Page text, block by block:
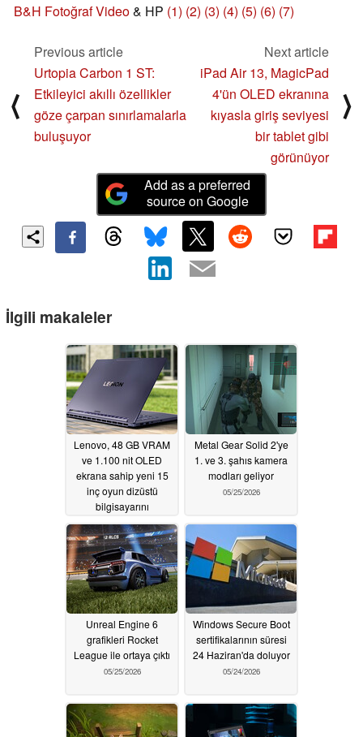
B&H Fotoğraf Video& HP (1) (2) (3) (4) (5) (6) (7)
⟨
Previous article
Urtopia Carbon 1 ST:
Etkileyici akıllı özellikler
göze çarpan sınırlamalarla
buluşuyor
Next article
iPad Air 13, MagicPad
4'ün OLED ekranına
kıyasla giriş seviyesi
bir tablet gibi
görünüyor
⟩
Add as a preferred
source on Google
İlgili makaleler
Lenovo, 48 GB VRAM
ve 1.100 nit OLED
ekrana sahip yeni 15
inç oyun dizüstü
bilgisayarını
uluslararası olarak
piyasaya sürdü
05/26/2026
Metal Gear Solid 2'ye
1. ve 3. şahıs kamera
modları geliyor
05/25/2026
Unreal Engine 6
grafikleri Rocket
League ile ortaya çıktı
05/25/2026
Windows Secure Boot
sertifikalarının süresi
24 Haziran'da doluyor
05/24/2026